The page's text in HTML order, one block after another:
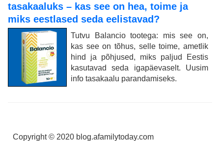
tasakaaluks – kas see on hea, toime ja
miks eestlased seda eelistavad?
Tutvu Balancio tootega: mis see on,
kas see on tõhus, selle toime, ametlik
hind ja põhjused, miks paljud Eestis
kasutavad seda igapäevaselt. Uusim
info tasakaalu parandamiseks.
Copyright © 2020 blog.afamilytoday.com